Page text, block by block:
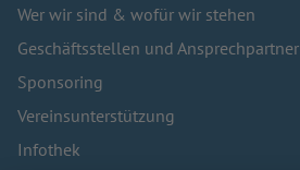
Wer wir sind & wofür wir stehen
Geschäftsstellen und Ansprechpartner
Sponsoring
Vereinsunterstützung
Infothek